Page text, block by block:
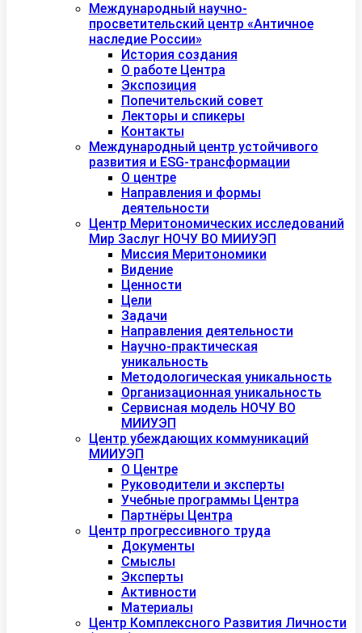
Международный научно-
просветительский центр «Античное
наследие России»
История создания
О работе Центра
Экспозиция
Попечительский совет
Лекторы и спикеры
Контакты
Международный центр устойчивого
развития и ESG-трансформации
О центре
Направления и формы
деятельности
Центр Меритономических исследований
Мир Заслуг НОЧУ ВО МИИУЭП
Миссия Меритономики
Видение
Ценности
Цели
Задачи
Направления деятельности
Научно-практическая
уникальность
Методологическая уникальность
Организационная уникальность
Сервисная модель НОЧУ ВО
МИИУЭП
Центр убеждающих коммуникаций
МИИУЭП
О Центре
Руководители и эксперты
Учебные программы Центра
Партнёры Центра
Центр прогрессивного труда
Документы
Смыслы
Эксперты
Активности
Материалы
Центр Комплексного Развития Личности